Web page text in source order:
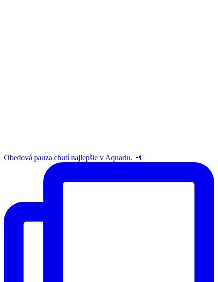
Obedová pauza chutí najlepšie v Aquariu. 🍴